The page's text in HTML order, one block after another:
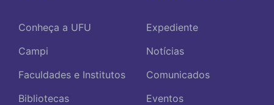
Conheça a UFU
Campi
Faculdades e Institutos
Bibliotecas
Expediente
Notícias
Comunicados
Eventos